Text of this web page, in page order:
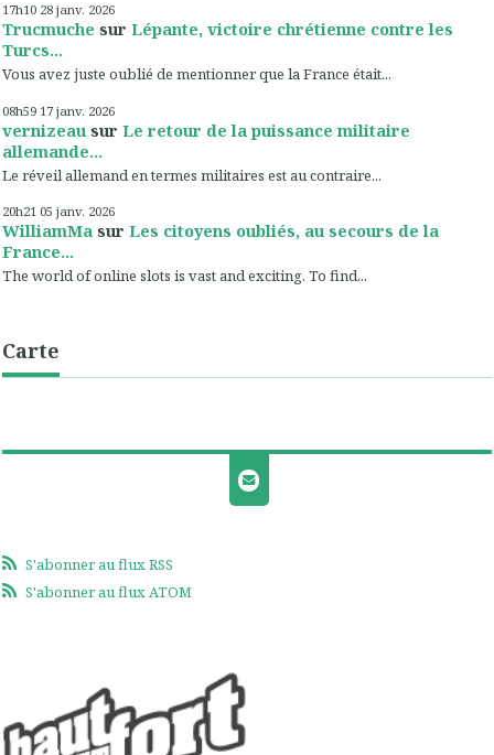
17h10 28 janv. 2026
Trucmuche sur Lépante, victoire chrétienne contre les
Turcs...
Vous avez juste oublié de mentionner que la France était...
08h59 17 janv. 2026
vernizeau sur Le retour de la puissance militaire
allemande...
Le réveil allemand en termes militaires est au contraire...
20h21 05 janv. 2026
WilliamMa sur Les citoyens oubliés, au secours de la
France...
The world of online slots is vast and exciting. To find...
Carte
S'abonner au flux RSS
S'abonner au flux ATOM